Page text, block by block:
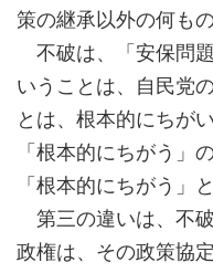
策の継承以外の何も
不破は、「安保問
いうことは、自民党
とは、根本的にちが
「根本的にちがう」
「根本的にちがう」
第三の違いは、不
政権は、その政策協